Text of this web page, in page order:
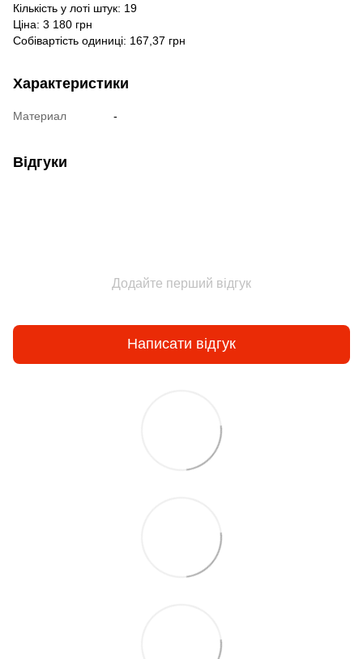
Кількість у лоті штук: 19
Ціна: 3 180 грн
Собівартість одиниці: 167,37 грн
Характеристики
Материал -
Відгуки
Додайте перший відгук
Написати відгук